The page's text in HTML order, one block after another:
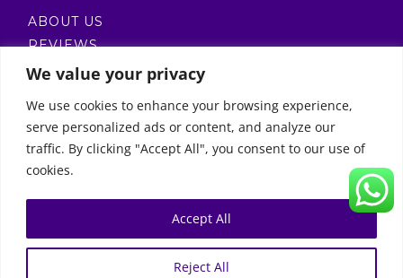
We value your privacy
We use cookies to enhance your browsing experience,
serve personalized ads or content, and analyze our
traffic. By clicking "Accept All", you consent to our use of
cookies.
Reject All
Accept All
ABOUT US
REVIEWS
DELIVERY / T’S & C’S
0522451078
راسلنا عبر البريد الإلكتروني
English العربية(Arabic)
Call Us